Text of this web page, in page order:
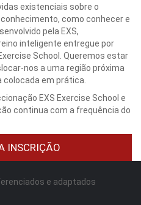
existenciais sobre o
como conhecer e
pela EXS,
inteligente entregue por
School. Queremos estar
nos a uma região próxima
colocada em prática.
EXS Exercise School e
continua com a frequência do
INSCRIÇÃO
e adaptados